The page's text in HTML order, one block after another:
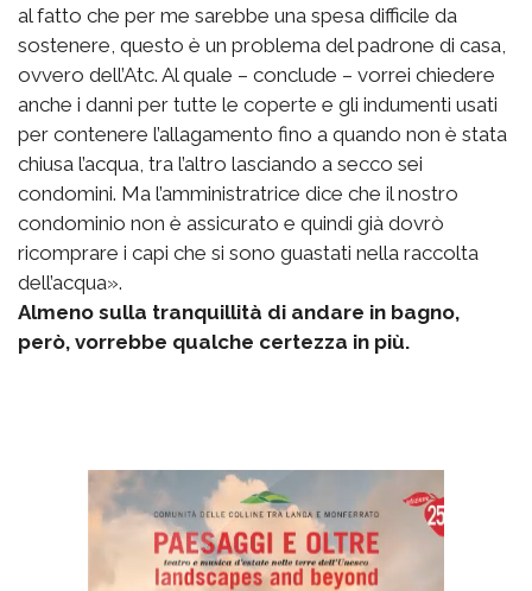
al fatto che per me sarebbe una spesa difficile da
sostenere, questo è un problema del padrone di casa,
ovvero dell’Atc. Al quale – conclude – vorrei chiedere
anche i danni per tutte le coperte e gli indumenti usati
per contenere l’allagamento fino a quando non è stata
chiusa l’acqua, tra l’altro lasciando a secco sei
condomini. Ma l’amministratrice dice che il nostro
condominio non è assicurato e quindi già dovrò
ricomprare i capi che si sono guastati nella raccolta
dell’acqua».
Almeno sulla tranquillità di andare in bagno,
però, vorrebbe qualche certezza in più.